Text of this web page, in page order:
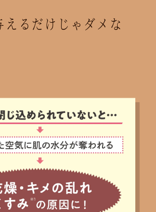
えるだけじゃダメな